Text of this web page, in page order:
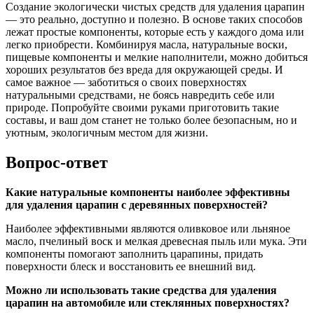
Создание экологически чистых средств для удаления царапин
— это реально, доступно и полезно. В основе таких способов
лежат простые компоненты, которые есть у каждого дома или
легко приобрести. Комбинируя масла, натуральные воски,
пищевые компоненты и мелкие наполнители, можно добиться
хороших результатов без вреда для окружающей среды. И
самое важное — заботиться о своих поверхностях
натуральными средствами, не боясь навредить себе или
природе. Попробуйте своими руками приготовить такие
составы, и ваш дом станет не только более безопасным, но и
уютным, экологичным местом для жизни.
Вопрос-ответ
Какие натуральные компоненты наиболее эффективны
для удаления царапин с деревянных поверхностей?
Наиболее эффективными являются оливковое или льняное
масло, пчелиный воск и мелкая древесная пыль или мука. Эти
компоненты помогают заполнить царапины, придать
поверхности блеск и восстановить ее внешний вид.
Можно ли использовать такие средства для удаления
царапин на автомобиле или стеклянных поверхностях?